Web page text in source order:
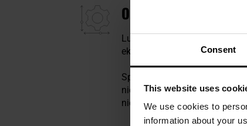
Consent
This website uses
We use cookies to
information about your
OBSZERNY KRÓJ,
Luźny,
ekwipunek. Napy umożliwiają
Specjalne oczka pozwalają na
niekorzystnymi warunkami
niewiele miejsca i z